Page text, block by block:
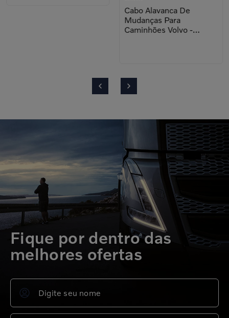
Cabo Alavanca De
Mudanças Para
Caminhões Volvo -
Fique por dentro das
melhores ofertas